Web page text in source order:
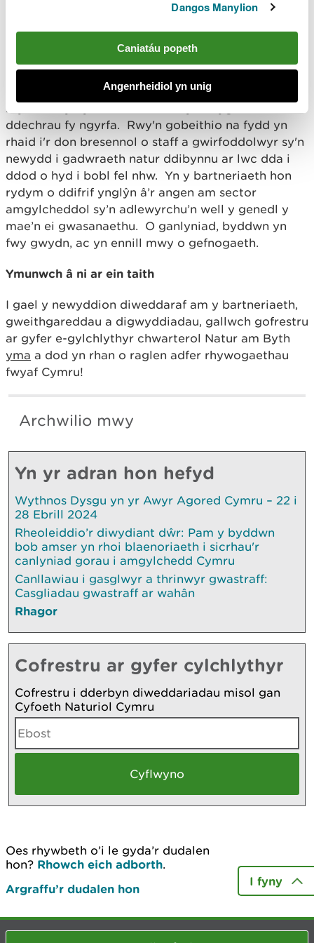
Dangos Manylion
Caniatáu popeth
Angenrheidiol yn unig
creais rwydwaith bach o bobl LHDTC+ eraill oedd
Rwy'n falch ein bod ni, drwy Natur am Byth, wedi
sicrhau bod cynhwysiant ac amrywiaeth yn
ganolog i genhadaeth ein rhaglen – nid yw hyn yn
rhywbeth y byddwn i wedi'i ddychmygu wrth i mi
ddechrau fy ngyrfa. Rwy'n gobeithio na fydd yn
rhaid i'r don bresennol o staff a gwirfoddolwyr sy'n
newydd i gadwraeth natur ddibynnu ar lwc dda i
ddod o hyd i bobl fel nhw. Yn y bartneriaeth hon
rydym o ddifrif ynglŷn â’r angen am sector
amgylcheddol sy’n adlewyrchu’n well y genedl y
mae’n ei gwasanaethu. O ganlyniad, byddwn yn
fwy gwydn, ac yn ennill mwy o gefnogaeth.
Ymunwch â ni ar ein taith
I gael y newyddion diweddaraf am y bartneriaeth,
gweithgareddau a digwyddiadau, gallwch gofrestru
ar gyfer e-gylchlythyr chwarterol Natur am Byth
yma a dod yn rhan o raglen adfer rhywogaethau
fwyaf Cymru!
Archwilio mwy
Yn yr adran hon hefyd
Wythnos Dysgu yn yr Awyr Agored Cymru – 22 i
28 Ebrill 2024
Rheoleiddio’r diwydiant dŵr: Pam y byddwn
bob amser yn rhoi blaenoriaeth i sicrhau'r
canlyniad gorau i amgylchedd Cymru
Canllawiau i gasglwyr a thrinwyr gwastraff:
Casgliadau gwastraff ar wahân
Rhagor
Cofrestru ar gyfer cylchlythyr
Cofrestru i dderbyn diweddariadau misol gan
Cyfoeth Naturiol Cymru
Oes rhywbeth o’i le gyda’r dudalen
hon? Rhowch eich adborth.
Argraffu’r dudalen hon
I fyny